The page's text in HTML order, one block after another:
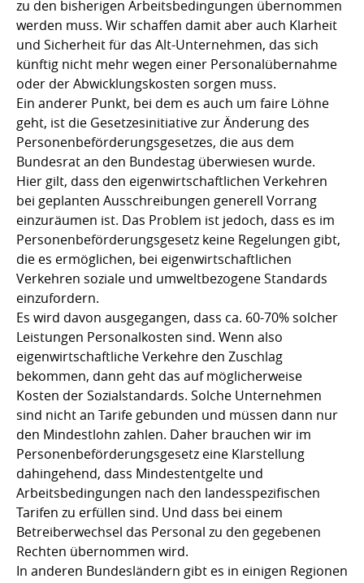
zu den bisherigen Arbeitsbedingungen übernommen
werden muss. Wir schaffen damit aber auch Klarheit
und Sicherheit für das Alt-Unternehmen, das sich
künftig nicht mehr wegen einer Personalübernahme
oder der Abwicklungskosten sorgen muss.
Ein anderer Punkt, bei dem es auch um faire Löhne
geht, ist die Gesetzesinitiative zur Änderung des
Personenbeförderungsgesetzes, die aus dem
Bundesrat an den Bundestag überwiesen wurde.
Hier gilt, dass den eigenwirtschaftlichen Verkehren
bei geplanten Ausschreibungen generell Vorrang
einzuräumen ist. Das Problem ist jedoch, dass es im
Personenbeförderungsgesetz keine Regelungen gibt,
die es ermöglichen, bei eigenwirtschaftlichen
Verkehren soziale und umweltbezogene Standards
einzufordern.
Es wird davon ausgegangen, dass ca. 60-70% solcher
Leistungen Personalkosten sind. Wenn also
eigenwirtschaftliche Verkehre den Zuschlag
bekommen, dann geht das auf möglicherweise
Kosten der Sozialstandards. Solche Unternehmen
sind nicht an Tarife gebunden und müssen dann nur
den Mindestlohn zahlen. Daher brauchen wir im
Personenbeförderungsgesetz eine Klarstellung
dahingehend, dass Mindestentgelte und
Arbeitsbedingungen nach den landesspezifischen
Tarifen zu erfüllen sind. Und dass bei einem
Betreiberwechsel das Personal zu den gegebenen
Rechten übernommen wird.
In anderen Bundesländern gibt es in einigen Regionen